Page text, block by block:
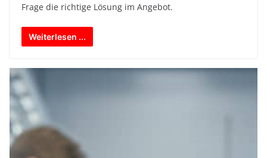
Frage die richtige Lösung im Angebot.
Weiterlesen ...